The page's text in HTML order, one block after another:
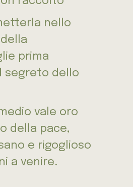
nello
prima
segreto dello
vale oro
della pace,
e rigoglioso
a venire.